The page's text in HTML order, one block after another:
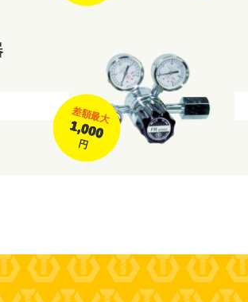
差額最大
1,000
円